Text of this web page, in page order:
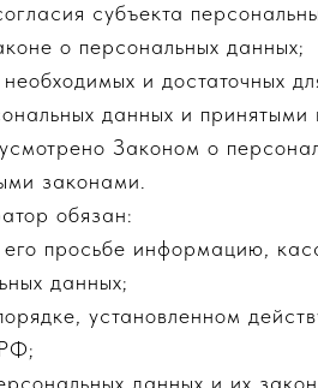
субъекта
о персональных данных;
и достаточных
данных и принятыми
Законом о
законами.
обязан:
просьбе информацию,
данных;
установленном
РФ;
данных и их